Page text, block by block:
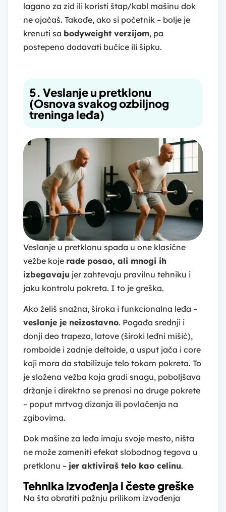
lagano za zid ili koristi štap/kabl mašinu dok
ne ojačaš. Takođe, ako si početnik – bolje je
krenuti sa bodyweight verzijom, pa
postepeno dodavati bučice ili šipku.
5. Veslanje u pretklonu
(Osnova svakog ozbiljnog
treninga leđa)
Veslanje u pretklonu spada u one klasične
vežbe koje rade posao, ali mnogi ih
izbegavaju jer zahtevaju pravilnu tehniku i
jaku kontrolu pokreta. I to je greška.
Ako želiš snažna, široka i funkcionalna leđa –
veslanje je neizostavno. Pogađa srednji i
donji deo trapeza, latove (široki leđni mišić),
romboide i zadnje deltoide, a usput jača i core
koji mora da stabilizuje telo tokom pokreta. To
je složena vežba koja gradi snagu, poboljšava
držanje i direktno se prenosi na druge pokrete
– poput mrtvog dizanja ili povlačenja na
zgibovima.
Dok mašine za leđa imaju svoje mesto, ništa
ne može zameniti efekat slobodnog tegova u
pretklonu – jer aktiviraš telo kao celinu.
Tehnika izvođenja i česte greške
Na šta obratiti pažnju prilikom izvođenja